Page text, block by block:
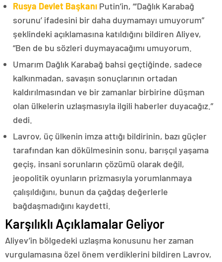
Rusya Devlet Başkanı Putin’in, “‘Dağlık Karabağ
sorunu’ ifadesini bir daha duymamayı umuyorum”
şeklindeki açıklamasına katıldığını bildiren Aliyev,
“Ben de bu sözleri duymayacağımı umuyorum.
Umarım Dağlık Karabağ bahsi geçtiğinde, sadece
kalkınmadan, savaşın sonuçlarının ortadan
kaldırılmasından ve bir zamanlar birbirine düşman
olan ülkelerin uzlaşmasıyla ilgili haberler duyacağız.”
dedi.
Lavrov, üç ülkenin imza attığı bildirinin, bazı güçler
tarafından kan dökülmesinin sonu, barışçıl yaşama
geçiş, insani sorunların çözümü olarak değil,
jeopolitik oyunların prizmasıyla yorumlanmaya
çalışıldığını, bunun da çağdaş değerlerle
bağdaşmadığını kaydetti.
Karşılıklı Açıklamalar Geliyor
Aliyev’in bölgedeki uzlaşma konusunu her zaman
vurgulamasına özel önem verdiklerini bildiren Lavrov,